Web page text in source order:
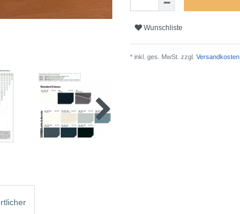
Wunschliste
* inkl. ges. MwSt. zzgl. Versandkosten